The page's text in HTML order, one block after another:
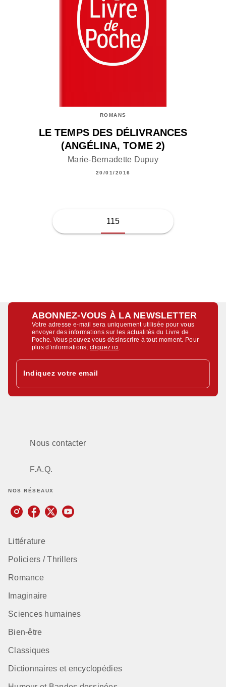
ROMANS
LE TEMPS DES DÉLIVRANCES
(ANGÉLINA, TOME 2)
Marie-Bernadette Dupuy
20/01/2016
115
ABONNEZ-VOUS À LA NEWSLETTER
Votre adresse e-mail sera uniquement utilisée pour vous
envoyer des informations sur les actualités du Livre de
Poche. Vous pouvez vous désinscrire à tout moment. Pour
plus d’informations,cliquez ici
Indiquez votre email
Nous contacter
F.A.Q.
NOS RÉSEAUX
Littérature
Policiers / Thrillers
Romance
Imaginaire
Sciences humaines
Bien-être
Classiques
Dictionnaires et encyclopédies